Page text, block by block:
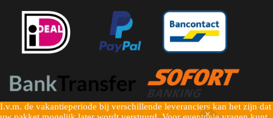
I.v.m. de vakantieperiode bij verschillende leveranciers kan het zijn dat